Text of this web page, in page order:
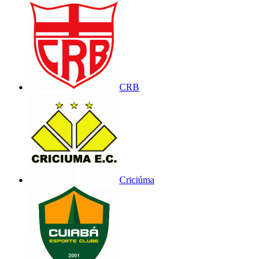
CRB
Criciúma